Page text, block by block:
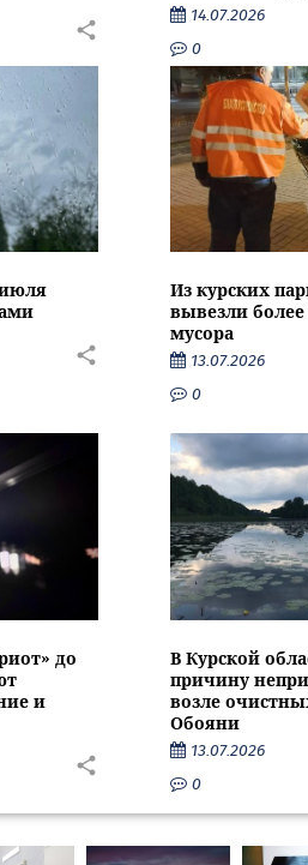
14.07.2026
0
Из курских
вывезли
мусора
13.07.2026
0
до
и
В Курской
причину
возле
Обояни
13.07.2026
0